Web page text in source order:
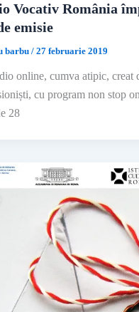
Vocativ România
emisie
barbu/ 27 februarie 2019
online, cumva atipic, creat
cu program non stop
28